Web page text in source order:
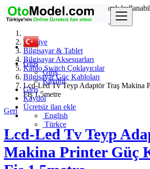
Giriş
Giriş
Kaydol
Giriş
Kaydol
Ücretsiz ilan ekle
English
Türkçe
Girişyaparak siteyi daha kapsamlı
üye olabilirsiniz.
Türkiye
Bilgisayar & Tablet
Bilgisayar Aksesuarları
Kablo Switch Çoklayıcılar
Bilgisayar Güç Kabloları
Lcd-Led Tv Teyp Adaptör Traş Makina
Fiş 1.5metre
Geri
Lcd-Led Tv Teyp
Makina Printer Güç